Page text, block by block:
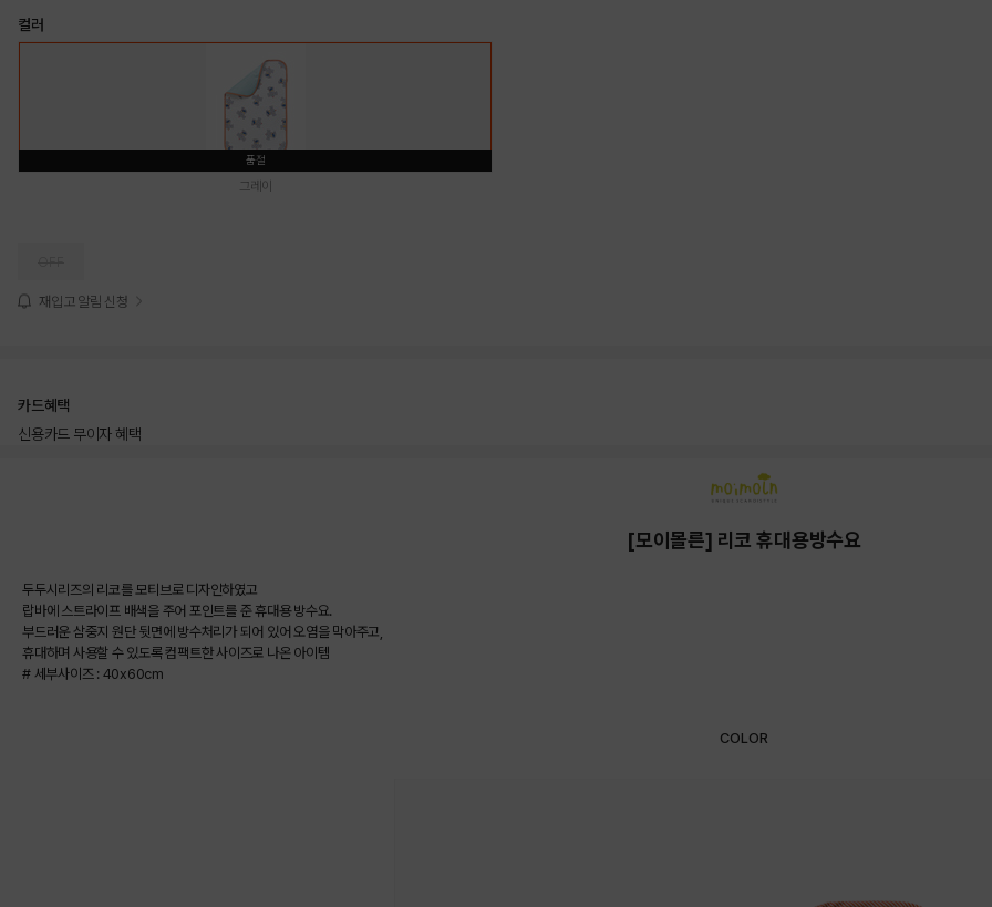
컬러
품절
그레이
재입고 알림 신청
카드혜택
신용카드 무이자 혜택
[모이몰른] 리코 휴대용방수요
두두시리즈의 리코를 모티브로 디자인하였고
랍바에 스트라이프 배색을 주어 포인트를 준 휴대용 방수요.
부드러운 삼중지 원단 뒷면에 방수처리가 되어 있어 오염을 막아주고,
휴대하며 사용할 수 있도록 컴팩트한 사이즈로 나온 아이템
# 세부사이즈 : 40x60cm
COLOR